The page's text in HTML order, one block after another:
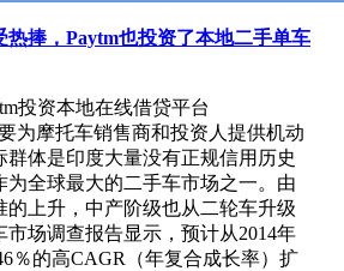
捧，Paytm也投资了本地二手单车
资本地在线借贷平台
为摩托车销售商和投资人提供机动
体是印度大量没有正规信用历史
为全球最大的二手车市场之一。由
的上升，中产阶级也从二轮车升级
场调查报告显示，预计从2014年
％的高CAGR（年复合成长率）扩